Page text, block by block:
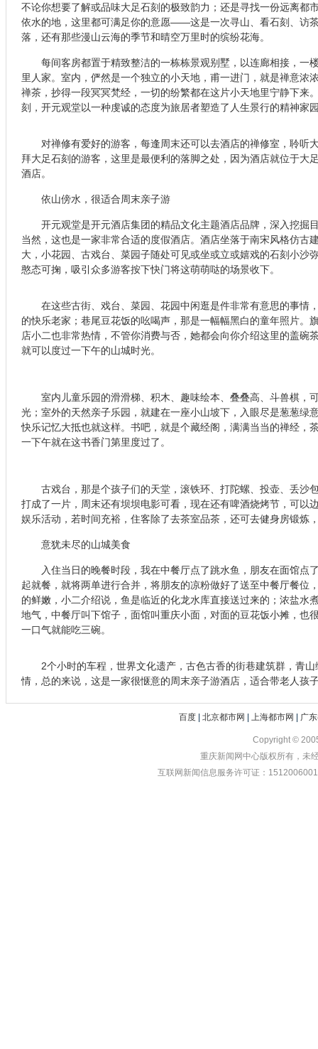
不论你想要了解或品味大足石刻的极致韵力；还是寻找一份远离都
依水的地，这里都可满足你的意愿——这是一次寻山、看石刻、访
落，还有那些漫山云海的季节和晴空万里时的缤纷花海。
每间客房都置于精致整洁的一栋栋景观别墅，以连廊相接，一
里人家。室内，俨然是一个独立的小天地，甫一进门，就是禅意浓
禅茶，抄得一段冥冥梵经，一切的纷繁都在这片小天地里宁静下来
刻，开元观堂以一种虔诚的态度为旅居者塑造了人生景行的精神家
对禅修有爱好的游客，每逢周末还可以去酒店的禅修室，聆听
拜大足石刻的游客，这里是最便利的落脚之处，因为酒店就位于大
酒店。
依山傍水，很适合周末亲子游
开元观堂是开元酒店集团的精品文化主题酒店品牌，深入挖掘
当然，这也是一家非常合适的度假酒店。酒店坐落于南宋风格仿古
大，小花园、古戏台、菜园子随处可见或坐或立或嬉戏的石刻小沙
憨态可掬，吸引众多游客按下快门将这萌萌哒的场景收下。
在这些古街、戏台、菜园、花园中闲逛是件非常有意思的事情
的快乐老家；巷尾豆花饭的吆喝声，那是一幅幅黑白的童年照片。
店小二也非常热情，不管你消费与否，她都会向你介绍这里的盖碗
就可以度过一下午的山城时光。
室内儿童乐园的滑滑梯、积木、趣味绘本、叠叠高、斗兽棋，
光；室外的天然亲子乐园，就建在一座小山坡下，入眼尽是葱葱绿
快乐记忆大抵也就这样。书吧，就是个藏经阁，满满当当的禅经，
一下午就在这书香门第里度过了。
古戏台，那是个孩子们的天堂，滚铁环、打陀螺、投壶、丢沙
打成了一片，周末还有坝坝电影可看，现在还有啤酒烧烤节，可以
娱乐活动，若时间充裕，住客除了去茶室品茶，还可去健身房锻炼
意犹未尽的山城美食
入住当日的晚餐时段，我在中餐厅点了跳水鱼，朋友在面馆点
起就餐，就将两单进行合并，将朋友的凉粉做好了送至中餐厅餐位
的鲜嫩，小二介绍说，鱼是临近的化龙水库直接送过来的；浓盐水
地气，中餐厅叫下馆子，面馆叫重庆小面，对面的豆花饭小摊，也
一口气就能吃三碗。
2个小时的车程，世界文化遗产，古色古香的街巷建筑群，青山
情，总的来说，这是一家很惬意的周末亲子游酒店，适合带老人孩
百度| 北京都市网 上海都市网 广
Copyright ©
重庆新闻网中心版权所有，未
互联网新闻信息服务许可证：